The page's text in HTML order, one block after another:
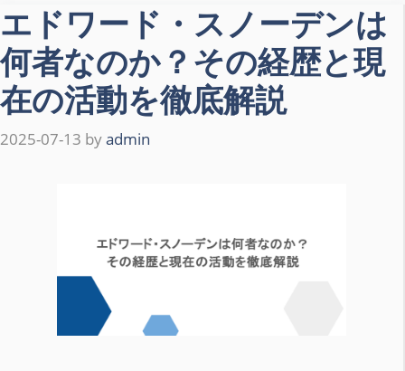
エドワード・スノーデンは
何者なのか？その経歴と現
在の活動を徹底解説
2025-07-13 byadmin